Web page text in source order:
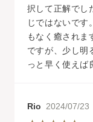
択して正解でし
じではないです
もなく癒されま
ですが、少し明
っと早く使えば
Rio 2024/07/23